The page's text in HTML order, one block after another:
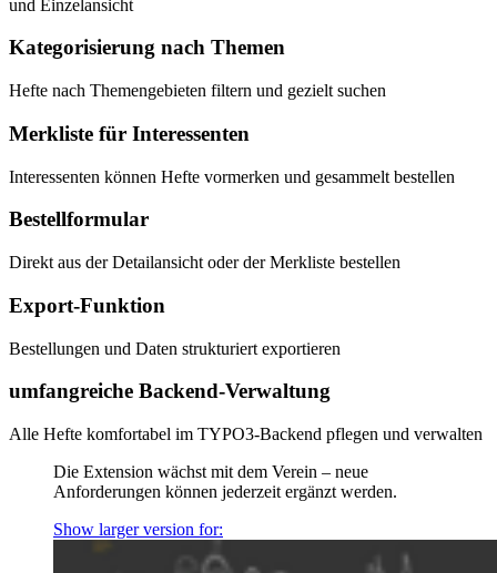
und Einzelansicht
Kategorisierung nach Themen
Hefte nach Themengebieten filtern und gezielt suchen
Merkliste für Interessenten
Interessenten können Hefte vormerken und gesammelt bestellen
Bestellformular
Direkt aus der Detailansicht oder der Merkliste bestellen
Export-Funktion
Bestellungen und Daten strukturiert exportieren
umfangreiche Backend-Verwaltung
Alle Hefte komfortabel im TYPO3-Backend pflegen und verwalten
Die Extension wächst mit dem Verein – neue
Anforderungen können jederzeit ergänzt werden.
Show larger version for: